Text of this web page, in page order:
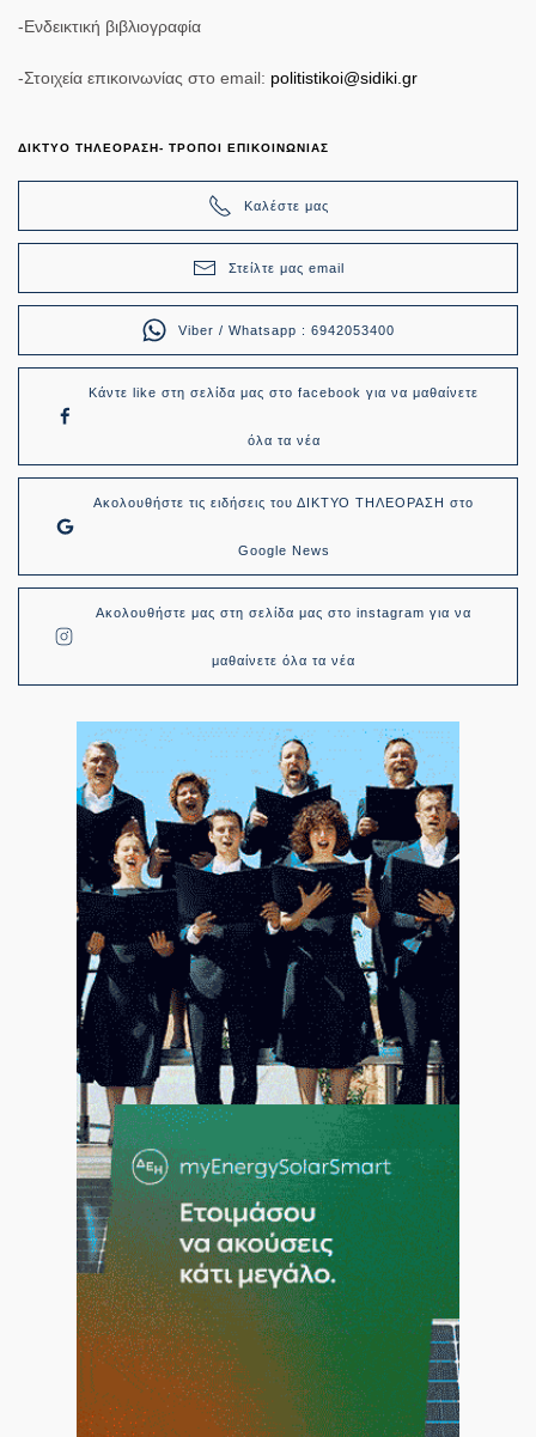
-Ενδεικτική βιβλιογραφία
-Στοιχεία επικοινωνίας στο email: politistikoi@sidiki.gr
ΔΙΚΤΥΟ ΤΗΛΕΟΡΑΣΗ- ΤΡΟΠΟΙ ΕΠΙΚΟΙΝΩΝΙΑΣ
Καλέστε μας
Στείλτε μας email
Viber / Whatsapp : 6942053400
Κάντε like στη σελίδα μας στο facebook για να μαθαίνετε
όλα τα νέα
Ακολουθήστε τις ειδήσεις του ΔΙΚΤΥΟ ΤΗΛΕΟΡΑΣΗ στο
Google News
Ακολουθήστε μας στη σελίδα μας στο instagram για να
μαθαίνετε όλα τα νέα